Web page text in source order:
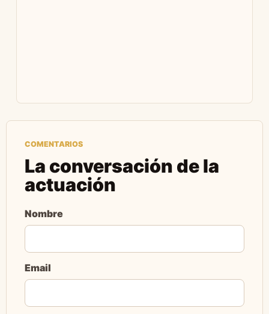
COMENTARIOS
La conversación de la
actuación
Nombre
Email